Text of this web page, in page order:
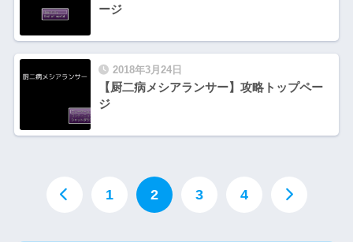
ージ
2018年3月24日
【厨二病メシアランサー】攻略トップペー
ジ
1 2 3 4